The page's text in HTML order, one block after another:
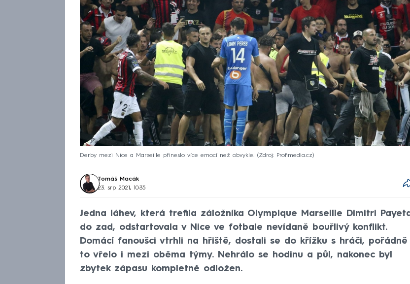
Derby mezi Nice a Marseille přineslo více emocí než obvykle. Zdroj: Profimedia.cz
Tomáš Macák
23. srp 2021, 10:35
Jedna láhev, která trefila záložníka Olympique Marseille Dimitri
do zad, odstartovala v Nice ve fotbale nevídaně bouřlivý konflikt.
Domácí fanoušci vtrhli na hřiště, dostali se do křížku s hráči, pořádně
to vřelo i mezi oběma týmy. Nehrálo se hodinu a půl, nakonec byl
zbytek zápasu kompletně odložen.